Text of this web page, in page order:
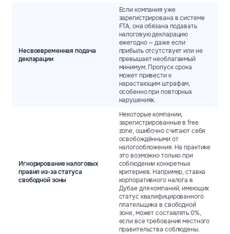
Несвоевременная подача
декларации
Если компания уже
зарегистрирована в системе
FTA, она обязана подавать
налоговую декларацию
ежегодно — даже если
прибыль отсутствует или не
превышает необлагаемый
минимум. Пропуск срока
может привести к
нарастающим штрафам,
особенно при повторных
нарушениях.
Игнорирование налоговых
правил из-за статуса
свободной зоны
Некоторые компании,
зарегистрированные в free
zone, ошибочно считают себя
освобождёнными от
налогообложения. На практике
это возможно только при
соблюдении конкретных
критериев. Например, ставка
корпоративного налога в
Дубае для компаний, имеющих
статус квалифицированного
плательщика в свободной
зоне, может составлять 0%,
если все требования местного
правительства соблюдены.